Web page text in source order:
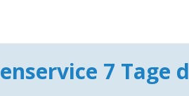
7 Tage